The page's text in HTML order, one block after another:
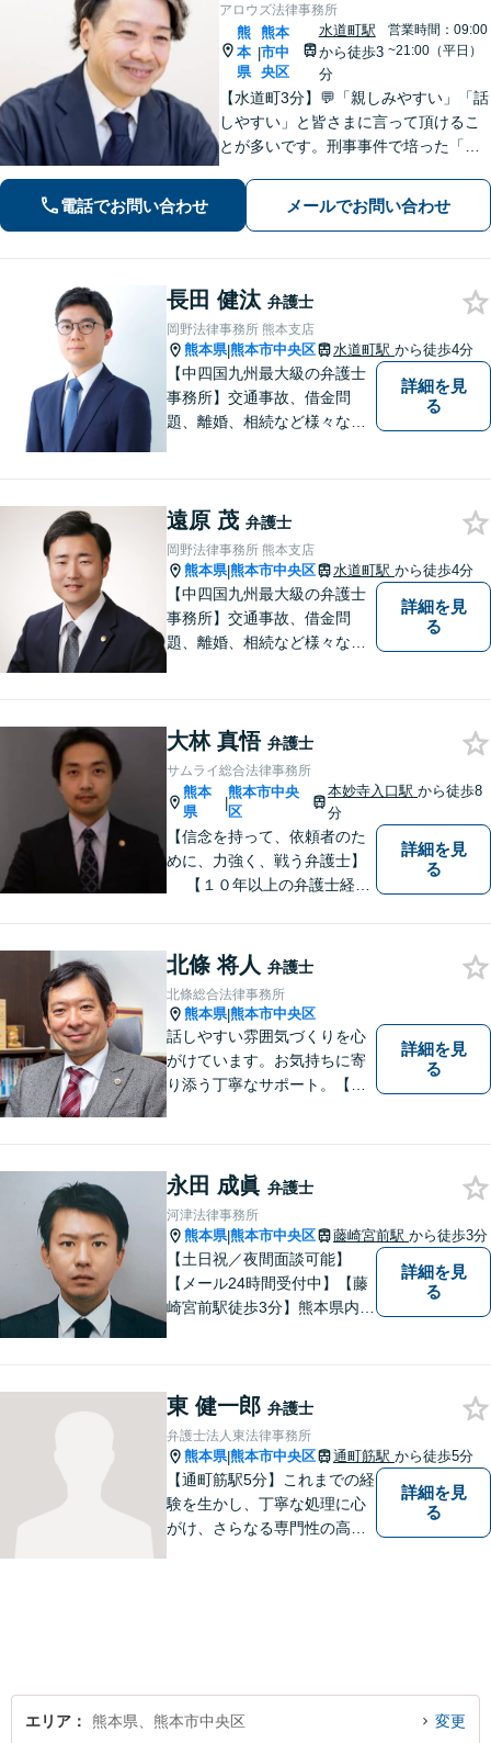
アロウズ法律事務所
熊
本
県
|
熊本
市中
央区
水道町駅
から徒歩3
分
営業時間：09:00
~21:00（平日）
【水道町3分】💬「親しみやすい」「話
しやすい」と皆さまに言って頂けるこ
とが多いです。刑事事件で培った「交
れるのが最大の強み◎【刑事事件／警
察に呼び出されている方▶︎電話相談0
電話でお問い合わせ メールでお問い合わせ
長田 健汰 弁護士
岡野法律事務所 熊本支店
熊本県|熊本市中央区 水道町駅 から徒歩4分
【中四国九州最大級の弁護士
事務所】交通事故、借金問
題、離婚、相続など様々な問
い！
詳細を見
る
遠原 茂 弁護士
岡野法律事務所 熊本支店
熊本県|熊本市中央区 水道町駅 から徒歩4分
【中四国九州最大級の弁護士
事務所】交通事故、借金問
題、離婚、相続など様々な問
い！
詳細を見
る
大林 真悟 弁護士
サムライ総合法律事務所
熊本
県
|
熊本市中央
区
本妙寺入口駅から徒歩8
分
【信念を持って、依頼者のた
めに、力強く、戦う弁護士】
【１０年以上の弁護士経
護の３つの分野に力を注ぐ弁
護士】
詳細を見
る
北條 将人 弁護士
北條総合法律事務所
熊本県|熊本市中央区
話しやすい雰囲気づくりを心
がけています。お気持ちに寄
り添う丁寧なサポート。【借
ート。企業からのご相談も承
ります【交通事故】弁護士費
用特約の利用可【夜間・休日
面談可】
詳細を見
る
永田 成眞 弁護士
河津法律事務所
熊本県|熊本市中央区 藤崎宮前駅 から徒歩3分
【土日祝／夜間面談可能】
【メール24時間受付中】【藤
崎宮前駅徒歩3分】熊本県内及
の方の契約関係トラブルまで
幅広くご相談いただいており
ます。お気軽にご相談くださ
い。
詳細を見
る
東 健一郎 弁護士
弁護士法人東法律事務所
熊本県|熊本市中央区 通町筋駅 から徒歩5分
【通町筋駅5分】これまでの経
験を生かし、丁寧な処理に心
がけ、さらなる専門性の高い
詳細を見
る
エリア 熊本県、熊本市中央区 変更